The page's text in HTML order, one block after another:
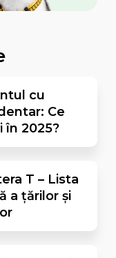
cu
Ce
în 2025?
T – Lista
a țărilor și